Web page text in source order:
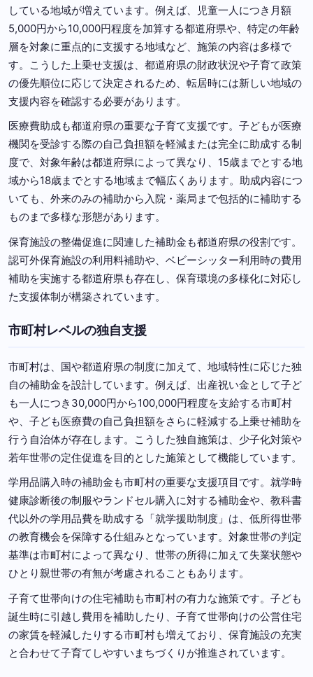
している地域が増えています。例えば、児童一人につき月額
5,000円から10,000円程度を加算する都道府県や、特定の年齢
層を対象に重点的に支援する地域など、施策の内容は多様で
す。こうした上乗せ支援は、都道府県の財政状況や子育て政策
の優先順位に応じて決定されるため、転居時には新しい地域の
支援内容を確認する必要があります。
医療費助成も都道府県の重要な子育て支援です。子どもが医療
機関を受診する際の自己負担額を軽減または完全に助成する制
度で、対象年齢は都道府県によって異なり、15歳までとする地
域から18歳までとする地域まで幅広くあります。助成内容につ
いても、外来のみの補助から入院・薬局まで包括的に補助する
ものまで多様な形態があります。
保育施設の整備促進に関連した補助金も都道府県の役割です。
認可外保育施設の利用料補助や、ベビーシッター利用時の費用
補助を実施する都道府県も存在し、保育環境の多様化に対応し
た支援体制が構築されています。
市町村レベルの独自支援
市町村は、国や都道府県の制度に加えて、地域特性に応じた独
自の補助金を設計しています。例えば、出産祝い金として子ど
も一人につき30,000円から100,000円程度を支給する市町村
や、子ども医療費の自己負担額をさらに軽減する上乗せ補助を
行う自治体が存在します。こうした独自施策は、少子化対策や
若年世帯の定住促進を目的とした施策として機能しています。
学用品購入時の補助金も市町村の重要な支援項目です。就学時
健康診断後の制服やランドセル購入に対する補助金や、教科書
代以外の学用品費を助成する「就学援助制度」は、低所得世帯
の教育機会を保障する仕組みとなっています。対象世帯の判定
基準は市町村によって異なり、世帯の所得に加えて失業状態や
ひとり親世帯の有無が考慮されることもあります。
子育て世帯向けの住宅補助も市町村の有力な施策です。子ども
誕生時に引越し費用を補助したり、子育て世帯向けの公営住宅
の家賃を軽減したりする市町村も増えており、保育施設の充実
と合わせて子育てしやすいまちづくりが推進されています。